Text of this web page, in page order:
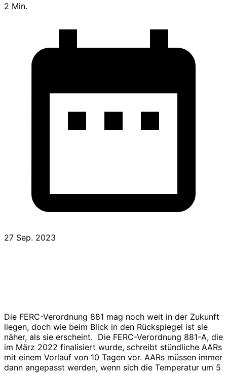
2 Min.
27 Sep. 2023
Die FERC-Verordnung 881 mag noch weit in der Zukunft
liegen, doch wie beim Blick in den Rückspiegel ist sie
näher, als sie erscheint. Die FERC-Verordnung 881-A, die
im März 2022 finalisiert wurde, schreibt stündliche AARs
mit einem Vorlauf von 10 Tagen vor. AARs müssen immer
dann angepasst werden, wenn sich die Temperatur um 5